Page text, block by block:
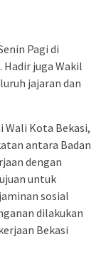
Pagi di
juga Wakil
jajaran dan
Wali Kota Bekasi,
antara Badan
dengan
untuk
sosial
dilakukan
Bekasi